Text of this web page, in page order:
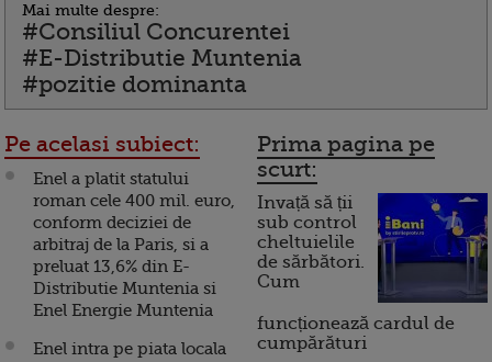
Mai multe despre:
#Consiliul Concurentei
#E-Distributie Muntenia
#pozitie dominanta
Pe acelasi subiect:
Enel a platit statului
roman cele 400 mil. euro,
conform deciziei de
arbitraj de la Paris, si a
preluat 13,6% din E-
Distributie Muntenia si
Enel Energie Muntenia
Enel intra pe piata locala
Prima pagina pe
scurt:
Invață să ții
sub control
cheltuielile
de sărbători.
Cum
funcționează cardul de
cumpărături